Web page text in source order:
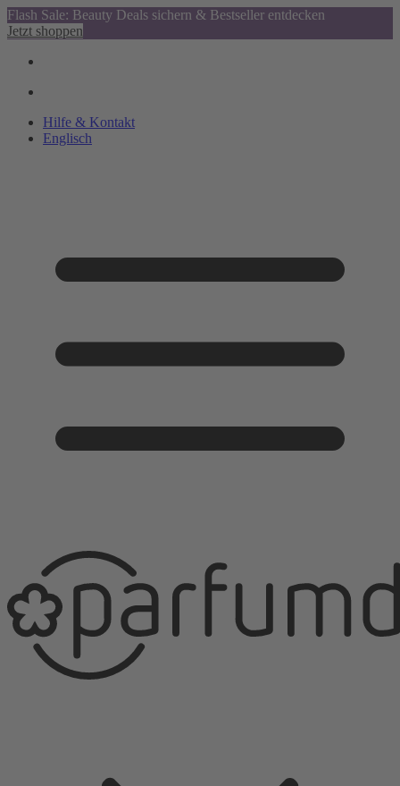
Flash Sale: Beauty Deals sichern & Bestseller entdecken
Jetzt shoppen
Hilfe & Kontakt
Englisch